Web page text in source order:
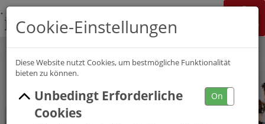
Jobchannel
Job Map
Cookie-Einstellungen
Diese Website nutzt Cookies, um bestmögliche Funktionalität
bieten zu können.
Unbedingt Erforderliche
Cookies
On